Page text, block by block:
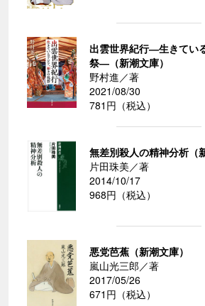
出雲世界紀行―生きてい
祭―（新潮文庫）
野村進／著
2021/08/30
781円（税込）
無差別殺人の精神分析（
片田珠美／著
2014/10/17
968円（税込）
悪党芭蕉（新潮文庫）
嵐山光三郎／著
2017/05/26
671円（税込）